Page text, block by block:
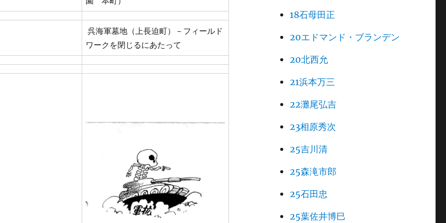
呉海軍墓地（上長迫町）－フィールド
ワークを閉じるにあたって
18石母田正
20エドマンド・ブランデン
20北西允
21浜本万三
22灘尾弘吉
23相原秀次
25吉川清
25森滝市郎
25石田忠
25葉佐井博巳